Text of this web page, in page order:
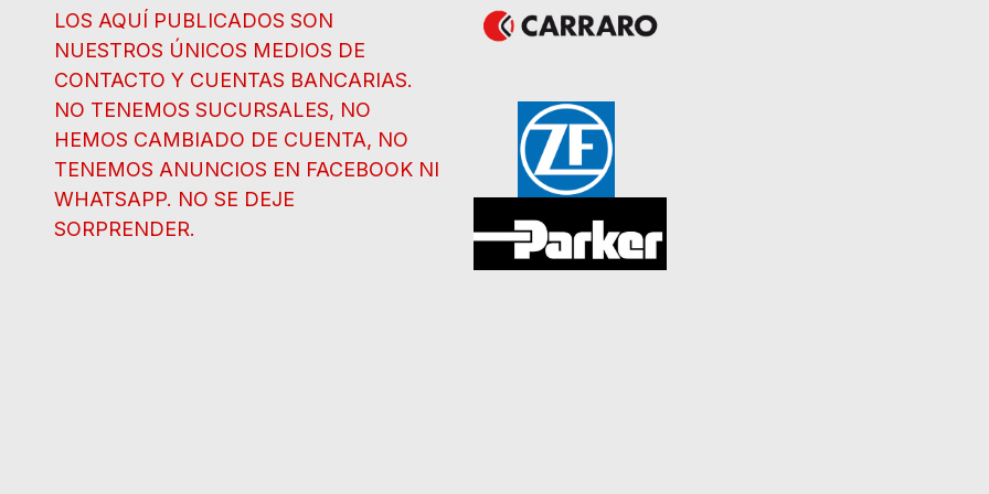
LOS AQUÍ PUBLICADOS SON
NUESTROS ÚNICOS MEDIOS DE
CONTACTO Y CUENTAS BANCARIAS.
NO TENEMOS SUCURSALES, NO
HEMOS CAMBIADO DE CUENTA, NO
TENEMOS ANUNCIOS EN FACEBOOK NI
WHATSAPP. NO SE DEJE
SORPRENDER.